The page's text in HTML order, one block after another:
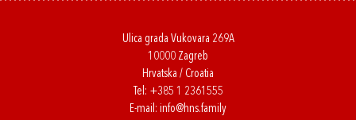
Ulica grada Vukovara 269A
10000 Zagreb
Hrvatska / Croatia
Tel: +385 1 2361555
E-mail: info@hns.family